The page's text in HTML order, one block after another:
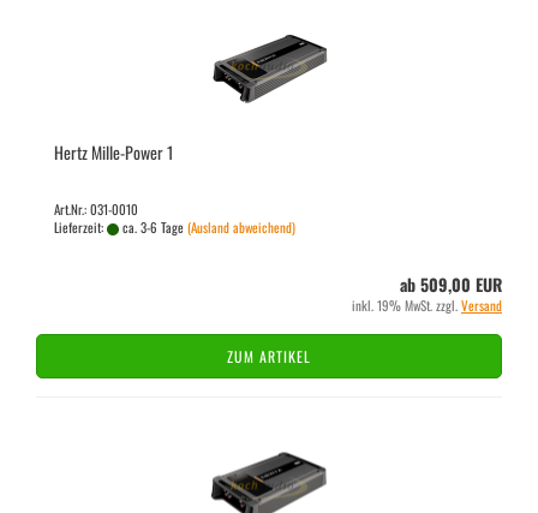
Hertz Mille-​​Power 1
Art.Nr.: 031-0010
Lieferzeit:
ca. 3-6 Tage(Ausland abweichend)
ab 509,00 EUR
inkl. 19% MwSt. zzgl.Versand
ZUM ARTIKEL